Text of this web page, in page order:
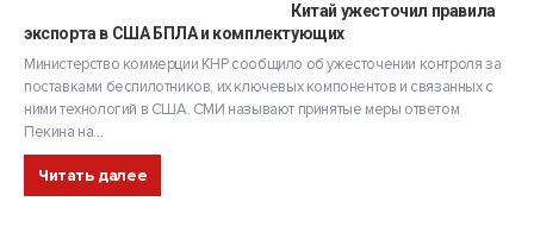
Китай ужесточил правила
экспорта в США БПЛА и комплектующих
Министерство коммерции КНР сообщило об ужесточении контроля за
поставками беспилотников, их ключевых компонентов и связанных с
ними технологий в США. СМИ называют принятые меры ответом
Пекина на...
Читать далее